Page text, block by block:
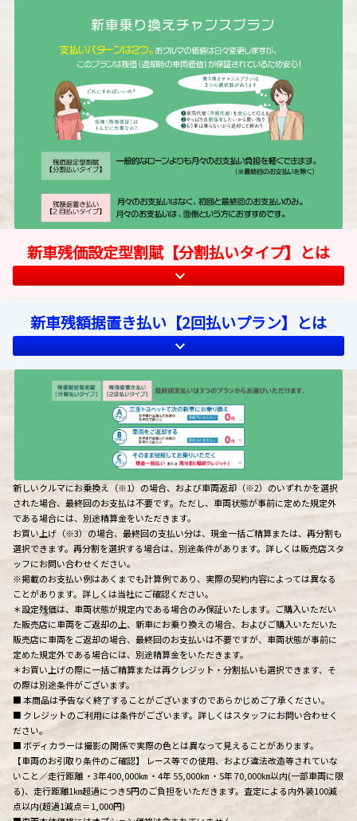
新車残価設定型割賦【分割払いタイプ】とは
新車残額据置き払い【2回払いプラン】とは
新しいクルマにお乗換え（※1）の場合、および車両返却（※2）のいずれかを選択
された場合、最終回のお支払は不要です。ただし、車両状態が事前に定めた規定外
である場合には、別途精算金をいただきます。
お買い上げ（※3）の場合、最終回の支払い分は、現金一括ご精算または、再分割も
選択できます。再分割を選択する場合は、別途条件があります。詳しくは販売店スタ
ッフにお問い合わせください。
※掲載のお支払い例はあくまでも計算例であり、実際の契約内容によっては異なる
ことがあります。詳しくは当社にご確認ください。
＊設定残価は、車両状態が規定内である場合のみ保証いたします。ご購入いただい
た販売店に車両をご返却の上、新車にお乗り換えの場合、およびご購入いただいた
販売店に車両をご返却の場合、最終回のお支払いは不要ですが、車両状態が事前に
定めた規定外である場合には、別途精算金をいただきます。
＊お買い上げの際に一括ご精算または再クレジット・分割払いも選択できます、そ
の際は別途条件がございます。
■ 本商品は予告なく終了することがございますのであらかじめご了承ください。
■ クレジットのご利用には条件がございます。詳しくはスタッフにお問い合わせく
ださい。
■ ボディカラーは撮影の関係で実際の色とは異なって見えることがあります。
【車両のお引取り条件のご確認】 レース等での使用、および違法改造等されていな
いこと／走行距離 ・3年400,000㎞ ・4年 55,000㎞ ・5年 70,000㎞以内(一部車両に限
る)、走行距離1㎞超過につき5円のご負担をいただきます。査定による内外装100減
点以内(超過1減点＝1,000円)